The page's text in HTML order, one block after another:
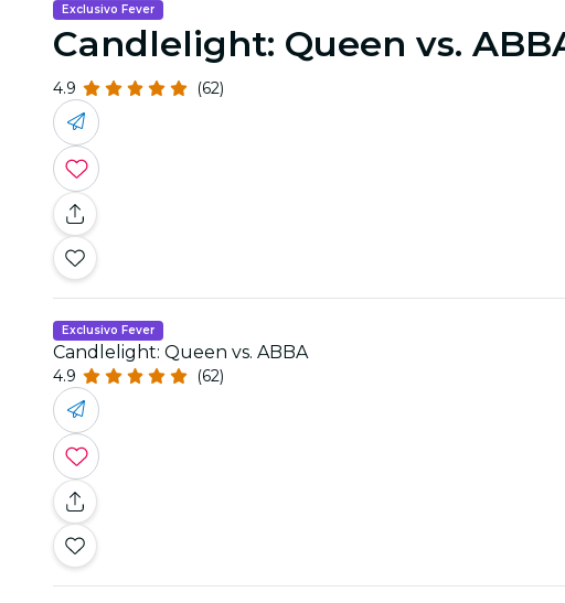
Exclusivo Fever
Candlelight: Queen vs.
4.9 (62)
Exclusivo Fever
Candlelight: Queen vs. ABBA
4.9 (62)